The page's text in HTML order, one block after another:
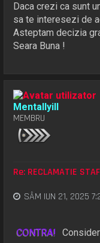
Daca crezi ca sunt
sa te interesezi de
Asteptam decizia
Seara Buna !
Mentallyill
MEMBRU
Re: RECLAMATIE
SÂM IUN 21, 2025
CONTRA!